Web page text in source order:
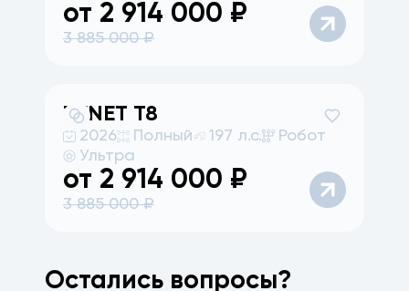
от 2 914 000 ₽
3 885 000₽
TENET T8
2026 Полный 197 л.с.
Робот
Ультра
от 2 914 000 ₽
3 885 000₽
Остались вопросы?